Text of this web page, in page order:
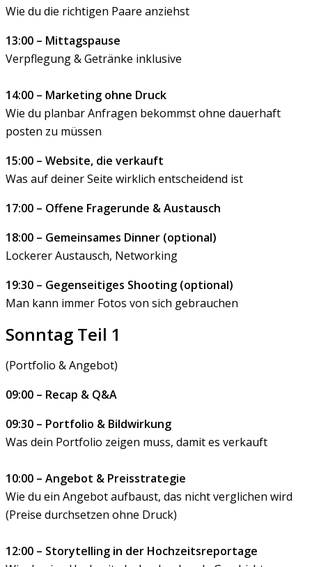
Wie du die richtigen Paare anziehst
13:00 – Mittagspause
Verpflegung & Getränke inklusive
14:00 – Marketing ohne Druck
Wie du planbar Anfragen bekommst ohne dauerhaft
posten zu müssen
15:00 – Website, die verkauft
Was auf deiner Seite wirklich entscheidend ist
17:00 – Offene Fragerunde & Austausch
18:00 – Gemeinsames Dinner (optional)
Lockerer Austausch, Networking
19:30 – Gegenseitiges Shooting (optional)
Man kann immer Fotos von sich gebrauchen
Sonntag Teil 1
(Portfolio & Angebot)
09:00 – Recap & Q&A
09:30 – Portfolio & Bildwirkung
Was dein Portfolio zeigen muss, damit es verkauft
10:00 – Angebot & Preisstrategie
Wie du ein Angebot aufbaust, das nicht verglichen wird
(Preise durchsetzen ohne Druck)
12:00 – Storytelling in der Hochzeitsreportage